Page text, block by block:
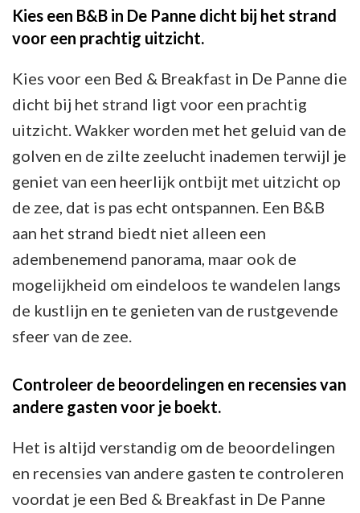
Kies een B&B in De Panne dicht bij het strand
voor een prachtig uitzicht.
Kies voor een Bed & Breakfast in De Panne die
dicht bij het strand ligt voor een prachtig
uitzicht. Wakker worden met het geluid van de
golven en de zilte zeelucht inademen terwijl je
geniet van een heerlijk ontbijt met uitzicht op
de zee, dat is pas echt ontspannen. Een B&B
aan het strand biedt niet alleen een
adembenemend panorama, maar ook de
mogelijkheid om eindeloos te wandelen langs
de kustlijn en te genieten van de rustgevende
sfeer van de zee.
Controleer de beoordelingen en recensies van
andere gasten voor je boekt.
Het is altijd verstandig om de beoordelingen
en recensies van andere gasten te controleren
voordat je een Bed & Breakfast in De Panne